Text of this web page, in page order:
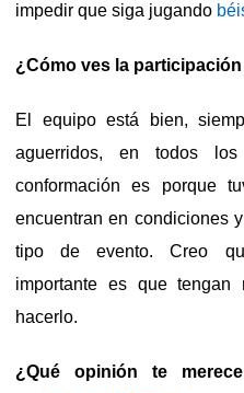
impedir que siga jugando
¿Cómo ves la
El equipo está bien,
aguerridos, en todos
conformación es porque
encuentran en condiciones
tipo de evento. Creo
importante es que
hacerlo.
¿Qué opinión te